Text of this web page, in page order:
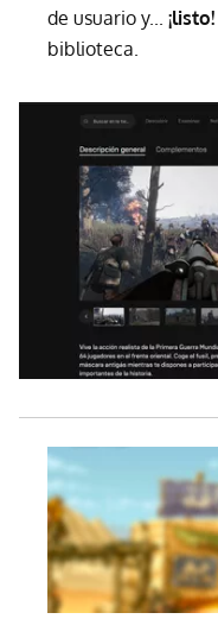
de usuario y... ¡listo!
biblioteca.